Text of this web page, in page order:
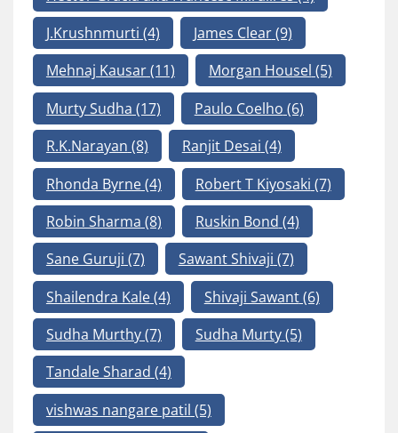
J.Krushnmurti (4) James Clear(9)
Mehnaj Kausar(11) Morgan Housel (5)
Murty Sudha (17) Paulo Coelho (6)
R.K.Narayan (8) Ranjit Desai (4)
Rhonda Byrne(4) Robert T Kiyosaki (7)
Robin Sharma (8) Ruskin Bond (4)
Sane Guruji (7) Sawant Shivaji (7)
Shailendra Kale(4) Shivaji Sawant(6)
Sudha Murthy(7) Sudha Murty(5)
Tandale Sharad (4)
vishwas nangare patil (5)